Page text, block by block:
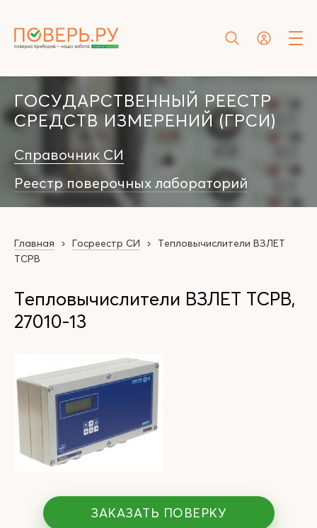
ГОСУДАРСТВЕННЫЙ РЕЕСТР
СРЕДСТВ ИЗМЕРЕНИЙ (ГРСИ)
Справочник СИ
Реестр поверочных лабораторий
Главная Госреестр СИ
Тепловычислители ВЗЛЕТ
ТСРВ
Тепловычислители ВЗЛЕТ ТСРВ,
27010-13
ЗАКАЗАТЬ ПОВЕРКУ